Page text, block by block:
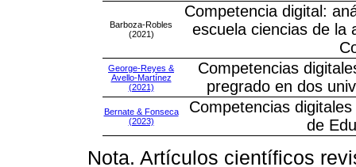
Barboza-Robles
(2021)
Competencia digital:
escuela ciencias de la
George-Reyes &
Avello-Martínez
(2021)
Competencias
pregrado en dos
Bernate & Fonseca
(2023)
Competencias
de
Nota. Artículos científicos